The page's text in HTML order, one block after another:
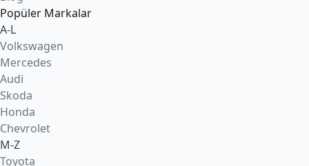
Popüler Markalar
A-L
Volkswagen
Mercedes
Audi
Skoda
Honda
Chevrolet
M-Z
Toyota